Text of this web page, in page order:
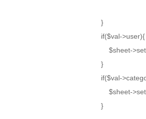
}
if($val->user){
$sheet-
}
if($val-
$sheet-
}